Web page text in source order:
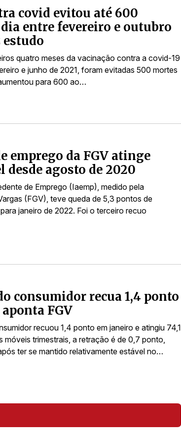
covid evitou até 600
entre fevereiro e outubro
estudo
quatro meses da vacinação contra a covid-19
e junho de 2021, foram evitadas 500 mortes
para 600 ao…
emprego da FGV atinge
desde agosto de 2020
de Emprego (Iaemp), medido pela
(FGV), teve queda de 5,3 pontos de
janeiro de 2022. Foi o terceiro recuo
consumidor recua 1,4 ponto
FGV
recuou 1,4 ponto em janeiro e atingiu 74,1
móveis trimestrais, a retração é de 0,7 ponto,
ter se mantido relativamente estável no…